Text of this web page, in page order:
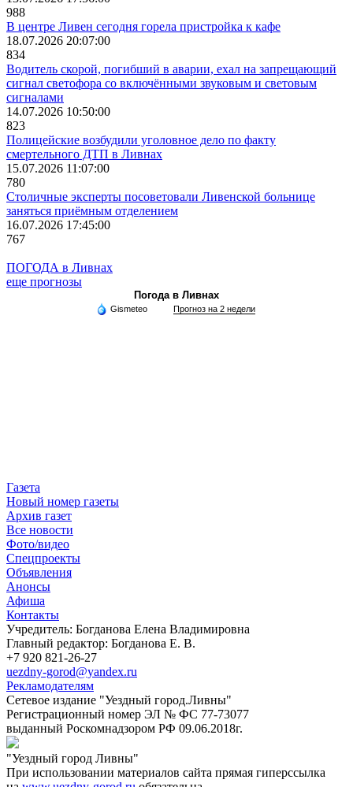
988
В центре Ливен сегодня горела пристройка к кафе
18.07.2026 20:07:00
834
Водитель скорой, погибший в аварии, ехал на запрещающий
сигнал светофора со включёнными звуковым и световым
сигналами
14.07.2026 10:50:00
823
Полицейские возбудили уголовное дело по факту
смертельного ДТП в Ливнах
15.07.2026 11:07:00
780
Столичные эксперты посоветовали Ливенской больнице
заняться приёмным отделением
16.07.2026 17:45:00
767
ПОГОДА в Ливнах
еще прогнозы
Погода в Ливнах
Gismeteo Прогноз на 2 недели
Газета
Новый номер газеты
Архив газет
Все новости
Фото/видео
Спецпроекты
Объявления
Анонсы
Афиша
Контакты
Учредитель: Богданова Елена Владимировна
Главный редактор: Богданова Е. В.
+7 920 821-26-27
uezdny-gorod@yandex.ru
Рекламодателям
Сетевое издание "Уездный город.Ливны"
Регистрационный номер ЭЛ № ФС 77-73077
выданный Роскомнадзором РФ 09.06.2018г.
"Уездный город Ливны"
При использовании материалов сайта прямая гиперссылка